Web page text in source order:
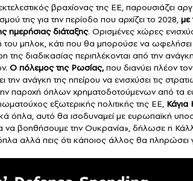
βραχίονας της ΕΕ, παρουσιάζει
της για την περίοδο που αρχίζει το 2028, με
ημερήσιας διάταξης. Ορισμένες χώρες
του μπλοκ, κάτι που θα μπορούσε να ωφελήσει
της διαδικασίας περιπλέκονται από την
Ο πόλεμος της Ρωσίας,που διανύει πλέον
ανάγκη της ηπείρου να ενισχύσει τις
παροχή όπλων χρηματοδοτούμενων από τα
εξωτερικής πολιτικής της ΕΕ, Κάγια
όπλα, αυτό θα ισοδυναμεί με ευρωπαϊκή
να βοηθήσουμε την Ουκρανία», δήλωσε η
αλλά πεις ότι κάποιος άλλος θα πληρώσει